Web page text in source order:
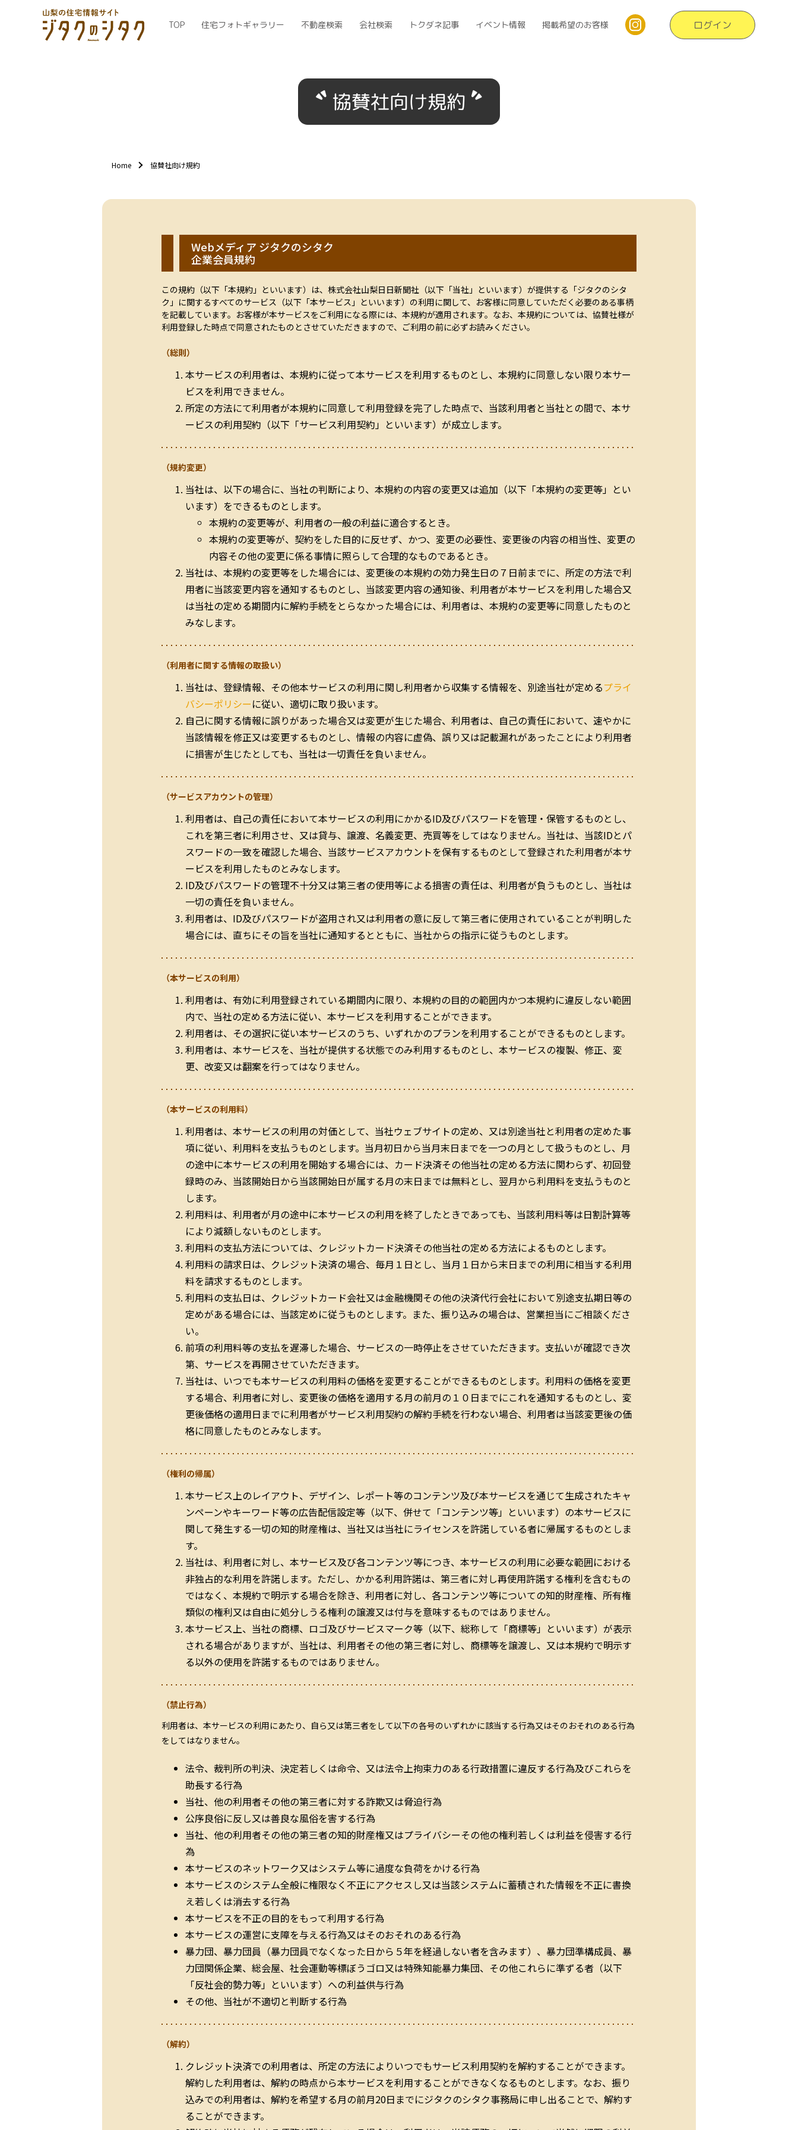
TOP 住宅フォトギャラリー 不動産検索 会社検索 トクダネ記事 イベント情報 掲載希望のお客様 ログイン
協賛社向け規約
Home 協賛社向け規約
Webメディア ジタクのシタク
企業会員規約
この規約（以下「本規約」といいます）は、株式会社山梨日日新聞社（以下「当社」といいます）が提供する「ジタクのシタ
ク」に関するすべてのサービス（以下「本サービス」といいます）の利用に関して、お客様に同意していただく必要のある事柄
を記載しています。お客様が本サービスをご利用になる際には、本規約が適用されます。なお、本規約については、協賛社様が
利用登録した時点で同意されたものとさせていただきますので、ご利用の前に必ずお読みください。
（総則）
本サービスの利用者は、本規約に従って本サービスを利用するものとし、本規約に同意しない限り本サー
ビスを利用できません。
所定の方法にて利用者が本規約に同意して利用登録を完了した時点で、当該利用者と当社との間で、本サ
ービスの利用契約（以下「サービス利用契約」といいます）が成立します。
（規約変更）
当社は、以下の場合に、当社の判断により、本規約の内容の変更又は追加（以下「本規約の変更等」とい
います）をできるものとします。
本規約の変更等が、利用者の一般の利益に適合するとき。
本規約の変更等が、契約をした目的に反せず、かつ、変更の必要性、変更後の内容の相当性、変更の
内容その他の変更に係る事情に照らして合理的なものであるとき。
当社は、本規約の変更等をした場合には、変更後の本規約の効力発生日の７日前までに、所定の方法で利
用者に当該変更内容を通知するものとし、当該変更内容の通知後、利用者が本サービスを利用した場合又
は当社の定める期間内に解約手続をとらなかった場合には、利用者は、本規約の変更等に同意したものと
みなします。
（利用者に関する情報の取扱い）
当社は、登録情報、その他本サービスの利用に関し利用者から収集する情報を、別途当社が定めるプライ
バシーポリシーに従い、適切に取り扱います。
自己に関する情報に誤りがあった場合又は変更が生じた場合、利用者は、自己の責任において、速やかに
当該情報を修正又は変更するものとし、情報の内容に虚偽、誤り又は記載漏れがあったことにより利用者
に損害が生じたとしても、当社は一切責任を負いません。
（サービスアカウントの管理）
利用者は、自己の責任において本サービスの利用にかかるID及びパスワードを管理・保管するものとし、
これを第三者に利用させ、又は貸与、譲渡、名義変更、売買等をしてはなりません。当社は、当該IDとパ
スワードの一致を確認した場合、当該サービスアカウントを保有するものとして登録された利用者が本サ
ービスを利用したものとみなします。
ID及びパスワードの管理不十分又は第三者の使用等による損害の責任は、利用者が負うものとし、当社は
一切の責任を負いません。
利用者は、ID及びパスワードが盗用され又は利用者の意に反して第三者に使用されていることが判明した
場合には、直ちにその旨を当社に通知するとともに、当社からの指示に従うものとします。
（本サービスの利用）
利用者は、有効に利用登録されている期間内に限り、本規約の目的の範囲内かつ本規約に違反しない範囲
内で、当社の定める方法に従い、本サービスを利用することができます。
利用者は、その選択に従い本サービスのうち、いずれかのプランを利用することができるものとします。
利用者は、本サービスを、当社が提供する状態でのみ利用するものとし、本サービスの複製、修正、変
更、改変又は翻案を行ってはなりません。
（本サービスの利用料）
利用者は、本サービスの利用の対価として、当社ウェブサイトの定め、又は別途当社と利用者の定めた事
項に従い、利用料を支払うものとします。当月初日から当月末日までを一つの月として扱うものとし、月
の途中に本サービスの利用を開始する場合には、カード決済その他当社の定める方法に関わらず、初回登
録時のみ、当該開始日から当該開始日が属する月の末日までは無料とし、翌月から利用料を支払うものと
します。
利用料は、利用者が月の途中に本サービスの利用を終了したときであっても、当該利用料等は日割計算等
により減額しないものとします。
利用料の支払方法については、クレジットカード決済その他当社の定める方法によるものとします。
利用料の請求日は、クレジット決済の場合、毎月１日とし、当月１日から末日までの利用に相当する利用
料を請求するものとします。
利用料の支払日は、クレジットカード会社又は金融機関その他の決済代行会社において別途支払期日等の
定めがある場合には、当該定めに従うものとします。また、振り込みの場合は、営業担当にご相談くださ
い。
前項の利用料等の支払を遅滞した場合、サービスの一時停止をさせていただきます。支払いが確認でき次
第、サービスを再開させていただきます。
当社は、いつでも本サービスの利用料の価格を変更することができるものとします。利用料の価格を変更
する場合、利用者に対し、変更後の価格を適用する月の前月の１０日までにこれを通知するものとし、変
更後価格の適用日までに利用者がサービス利用契約の解約手続を行わない場合、利用者は当該変更後の価
格に同意したものとみなします。
（権利の帰属）
本サービス上のレイアウト、デザイン、レポート等のコンテンツ及び本サービスを通じて生成されたキャ
ンペーンやキーワード等の広告配信設定等（以下、併せて「コンテンツ等」といいます）の本サービスに
関して発生する一切の知的財産権は、当社又は当社にライセンスを許諾している者に帰属するものとしま
す。
当社は、利用者に対し、本サービス及び各コンテンツ等につき、本サービスの利用に必要な範囲における
非独占的な利用を許諾します。ただし、かかる利用許諾は、第三者に対し再使用許諾する権利を含むもの
ではなく、本規約で明示する場合を除き、利用者に対し、各コンテンツ等についての知的財産権、所有権
類似の権利又は自由に処分しうる権利の譲渡又は付与を意味するものではありません。
本サービス上、当社の商標、ロゴ及びサービスマーク等（以下、総称して「商標等」といいます）が表示
される場合がありますが、当社は、利用者その他の第三者に対し、商標等を譲渡し、又は本規約で明示す
る以外の使用を許諾するものではありません。
（禁止行為）
利用者は、本サービスの利用にあたり、自ら又は第三者をして以下の各号のいずれかに該当する行為又はそのおそれのある行為
をしてはなりません。
法令、裁判所の判決、決定若しくは命令、又は法令上拘束力のある行政措置に違反する行為及びこれらを
助長する行為
当社、他の利用者その他の第三者に対する詐欺又は脅迫行為
公序良俗に反し又は善良な風俗を害する行為
当社、他の利用者その他の第三者の知的財産権又はプライバシーその他の権利若しくは利益を侵害する行
為
本サービスのネットワーク又はシステム等に過度な負荷をかける行為
本サービスのシステム全般に権限なく不正にアクセスし又は当該システムに蓄積された情報を不正に書換
え若しくは消去する行為
本サービスを不正の目的をもって利用する行為
本サービスの運営に支障を与える行為又はそのおそれのある行為
暴力団、暴力団員（暴力団員でなくなった日から５年を経過しない者を含みます）、暴力団準構成員、暴
力団関係企業、総会屋、社会運動等標ぼうゴロ又は特殊知能暴力集団、その他これらに準ずる者（以下
「反社会的勢力等」といいます）への利益供与行為
その他、当社が不適切と判断する行為
（解約）
クレジット決済での利用者は、所定の方法によりいつでもサービス利用契約を解約することができます。
解約した利用者は、解約の時点から本サービスを利用することができなくなるものとします。なお、振り
込みでの利用者は、解約を希望する月の前月20日までにジタクのシタク事務局に申し出ることで、解約す
ることができます。